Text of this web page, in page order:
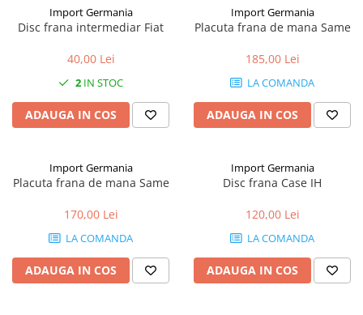
elastice
2.1. Prelucrarea Solului
2.1.1. Semănătoare
2.1.3. Cultivatoare
2.1.4. Grapă rotativă și cu discuri
2.1.5. Freză
Import Germania
Disc frana intermediar Fiat
40,00 Lei
2 IN STOC
ADAUGA IN COS
Import Germania
Placuta frana de mana Same
185,00 Lei
LA COMANDA
ADAUGA IN COS
Import Germania
Placuta frana de mana Same
170,00 Lei
LA COMANDA
ADAUGA IN COS
Import Germania
Disc frana Case IH
120,00 Lei
LA COMANDA
ADAUGA IN COS